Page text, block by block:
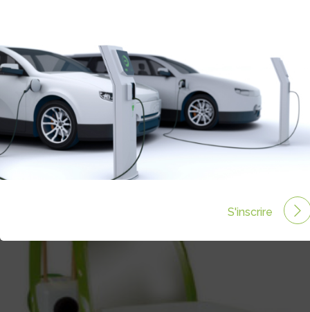
S'inscrire